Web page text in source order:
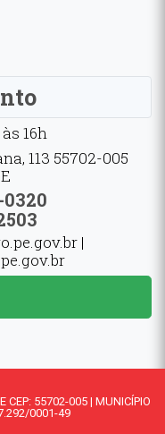
16h
113 55702-005
|
55702-005 | MUNICÍPIO
0001-49